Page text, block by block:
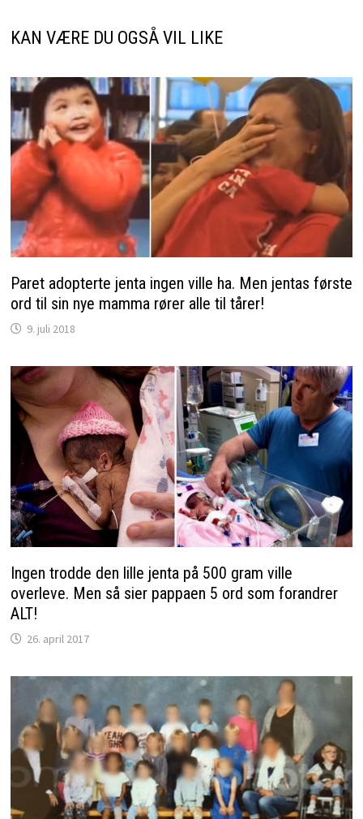
KAN VÆRE DU OGSÅ VIL LIKE
Paret adopterte jenta ingen ville ha. Men jentas første
ord til sin nye mamma rører alle til tårer!
9. juli 2018
Ingen trodde den lille jenta på 500 gram ville
overleve. Men så sier pappaen 5 ord som forandrer
ALT!
26. april 2017